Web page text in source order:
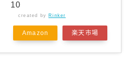
10
created by Rinker
Amazon 楽天市場